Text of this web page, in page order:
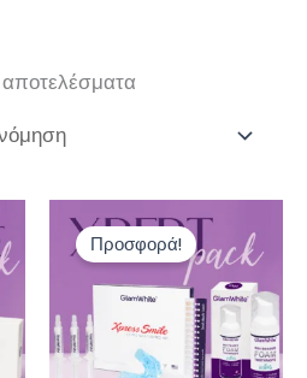
Προσφορά!
price
was:
€ 114,94.
τρέχουσα
τιμή
είναι:
€ 99,99.